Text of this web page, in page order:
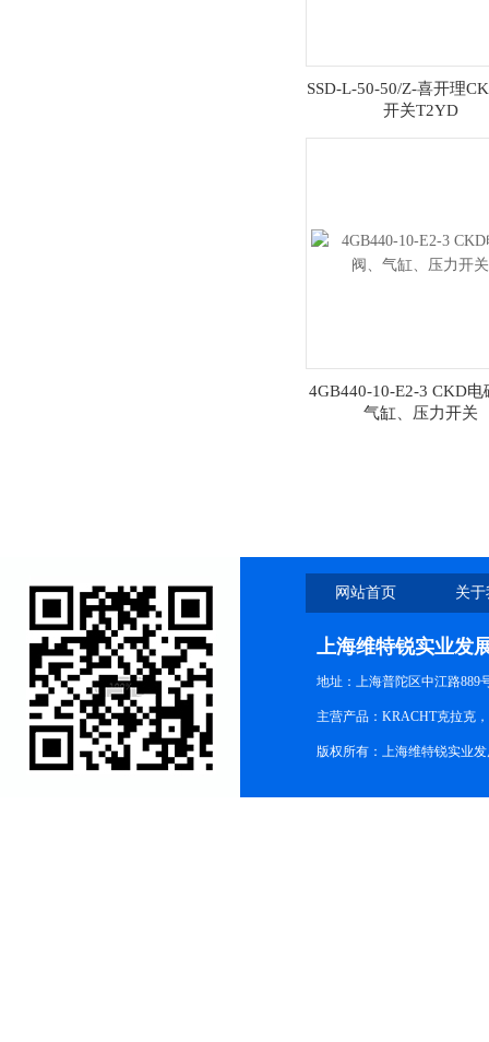
SSD-L-50-50/Z-喜开理
开关T2YD
4GB440-10-E2-3 CKD电
气缸、压力开关
网站首页 关
上海维特锐实业发
地址：上海普陀区中江路889
主营产品：KRACHT克拉克
版权所有：上海维特锐实业